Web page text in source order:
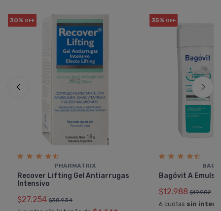
30% OFF
PHARMATRIX
Recover Lifting Gel Antiarrugas
Intensivo
$27.254 $38.934
35% OFF
Bagóvit A
$12.988 $19.982
6 cuotas sin